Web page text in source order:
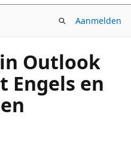
Aanmelden
Outlook
Engels en